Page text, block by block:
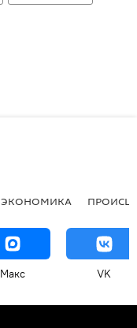
ЭКОНОМИКА
Макс VK